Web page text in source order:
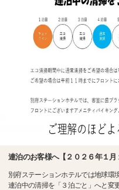
連泊のお客様へ【２０２６年１月
別府ステーションホテルでは地球環
連泊中の清掃を「３泊ごと」へと変